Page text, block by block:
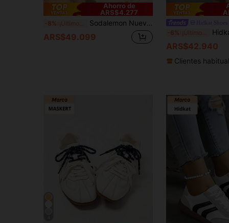
Ahorro de
ARS$4.277
-8% Sodalemon Nuevas Zapatillas Deportivas Casuales para Mujer Estilo Preppy Zapatillas Chunky Zapatillas Blancas Estilo Pareja Punta Redonda Cordones Malla Bicolor Transpirable Versátil Corte Profundo Estampado de Moda Graffiti Estilo Universitario Zapatos para Estudiantes Zapatos para Senderismo al Aire Libre Zapatos Casuales Zapatos para Desplazamiento Talla Pequeña Talla Única
ARS$49.099 -6% Hidkat Zapatos deportivos
ARS$42.940
Clientes